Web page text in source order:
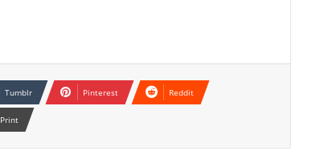
Tumblr Pinterest Reddit
Print